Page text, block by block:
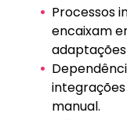
Processos
encaixam
manual.